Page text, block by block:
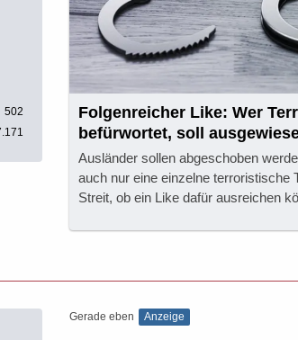
502
Folgenreicher Like: Wer
befürwortet, soll
Ausländer sollen abgeschoben
auch nur eine einzelne terroristische
Streit, ob ein Like dafür ausreichen
Gerade eben Anzeige